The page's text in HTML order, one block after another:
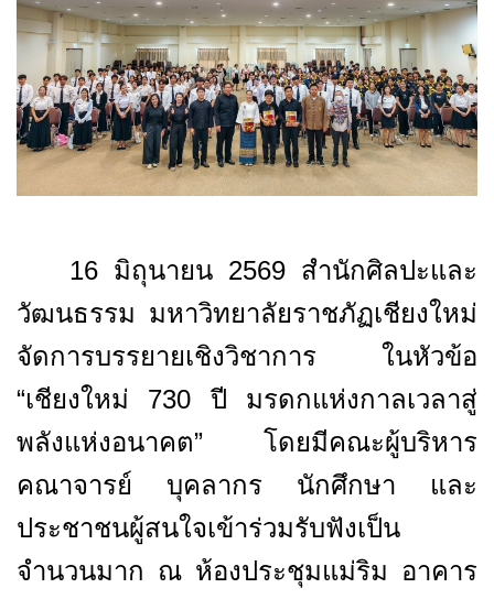
16 มิถุนายน 2569 สำนักศิลปะและ
วัฒนธรรม มหาวิทยาลัยราชภัฏเชียงใหม่
จัดการบรรยายเชิงวิชาการ ในหัวข้อ
“เชียงใหม่ 730 ปี มรดกแห่งกาลเวลาสู่
พลังแห่งอนาคต” โดยมีคณะผู้บริหาร
คณาจารย์ บุคลากร นักศึกษา และ
ประชาชนผู้สนใจเข้าร่วมรับฟังเป็น
จำนวนมาก ณ ห้องประชุมแม่ริม อาคาร